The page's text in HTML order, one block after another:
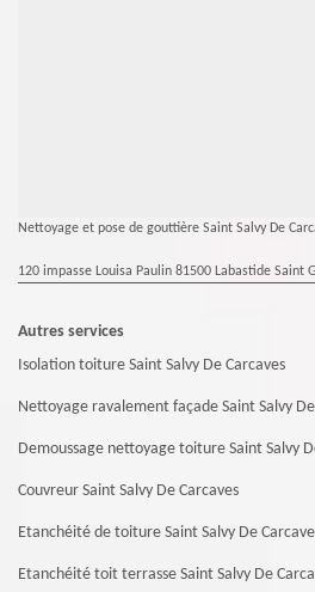
Nettoyage et pose de gouttière Saint Salvy De
120 impasse Louisa Paulin 81500 Labastide Saint
Autres services
Isolation toiture Saint Salvy De Carcaves
Nettoyage ravalement façade Saint Salvy
Demoussage nettoyage toiture Saint Salvy
Couvreur Saint Salvy De Carcaves
Etanchéité de toiture Saint Salvy De
Etanchéité toit terrasse Saint Salvy De